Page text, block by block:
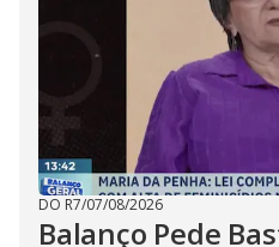
DO R7/07/08/2026
Balanço Pede